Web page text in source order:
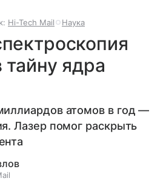
Hi-Tech Mail Наука
ядра
атомов в год —
Лазер помог раскрыть